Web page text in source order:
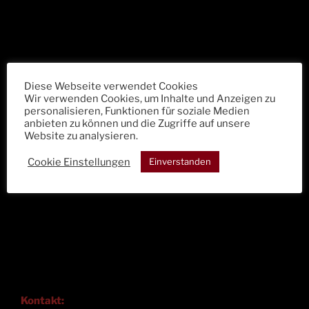
Kontakt:
Diese Webseite verwendet Cookies
Wir verwenden Cookies, um Inhalte und Anzeigen zu
personalisieren, Funktionen für soziale Medien
anbieten zu können und die Zugriffe auf unsere
Website zu analysieren.
Cookie Einstellungen Einverstanden